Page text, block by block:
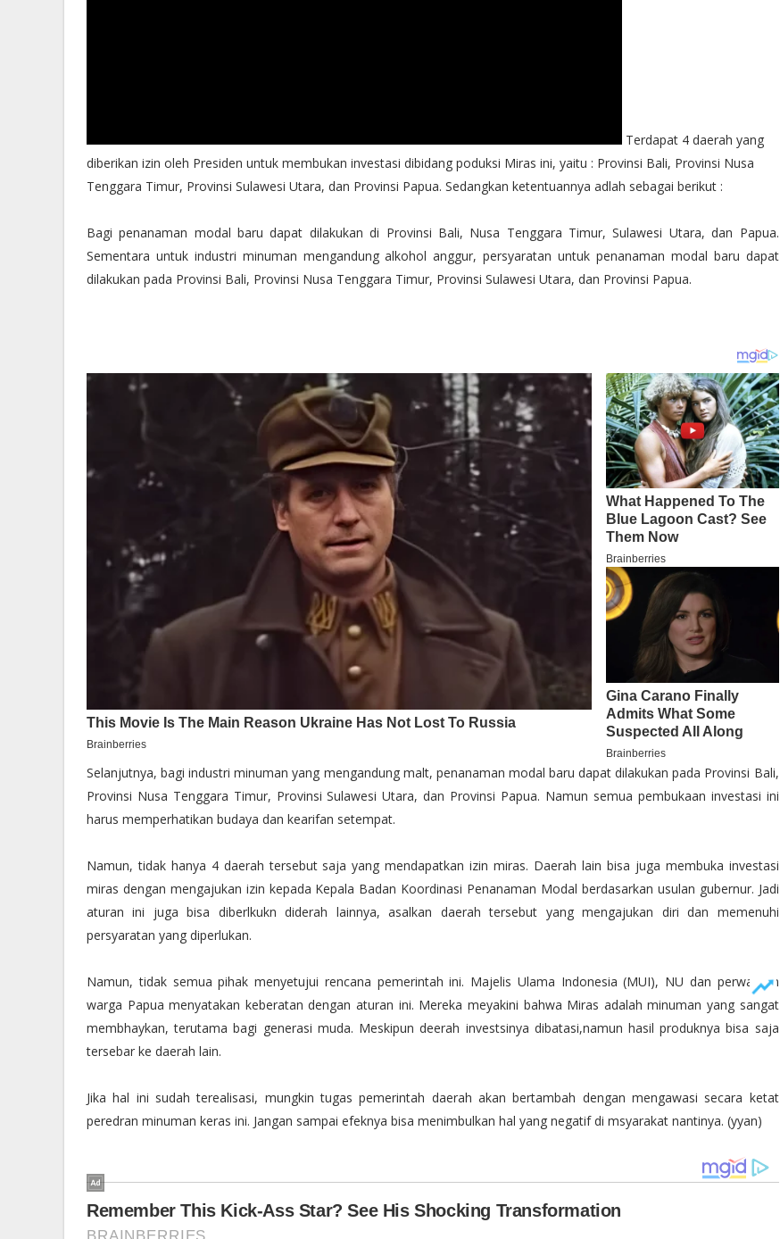
Terdapat 4 daerah yang
diberikan izin oleh Presiden untuk membukan investasi dibidang poduksi Miras ini, yaitu : Provinsi Bali, Provinsi Nusa
Tenggara Timur, Provinsi Sulawesi Utara, dan Provinsi Papua. Sedangkan ketentuannya adlah sebagai berikut :
Bagi penanaman modal baru dapat dilakukan di Provinsi Bali, Nusa Tenggara Timur, Sulawesi Utara, dan Papua.
Sementara untuk industri minuman mengandung alkohol anggur, persyaratan untuk penanaman modal baru dapat
dilakukan pada Provinsi Bali, Provinsi Nusa Tenggara Timur, Provinsi Sulawesi Utara, dan Provinsi Papua.
Selanjutnya, bagi industri minuman yang mengandung malt, penanaman modal baru dapat dilakukan pada Provinsi Bali,
Provinsi Nusa Tenggara Timur, Provinsi Sulawesi Utara, dan Provinsi Papua. Namun semua pembukaan investasi ini
harus memperhatikan budaya dan kearifan setempat.
Namun, tidak hanya 4 daerah tersebut saja yang mendapatkan izin miras. Daerah lain bisa juga membuka investasi
miras dengan mengajukan izin kepada Kepala Badan Koordinasi Penanaman Modal berdasarkan usulan gubernur. Jadi
aturan ini juga bisa diberlkukn diderah lainnya, asalkan daerah tersebut yang mengajukan diri dan memenuhi
persyaratan yang diperlukan.
Namun, tidak semua pihak menyetujui rencana pemerintah ini. Majelis Ulama Indonesia (MUI), NU dan perwakilan
warga Papua menyatakan keberatan dengan aturan ini. Mereka meyakini bahwa Miras adalah minuman yang sangat
membhaykan, terutama bagi generasi muda. Meskipun deerah investsinya dibatasi,namun hasil produknya bisa saja
tersebar ke daerah lain.
Jika hal ini sudah terealisasi, mungkin tugas pemerintah daerah akan bertambah dengan mengawasi secara ketat
peredran minuman keras ini. Jangan sampai efeknya bisa menimbulkan hal yang negatif di msyarakat nantinya. (yyan)